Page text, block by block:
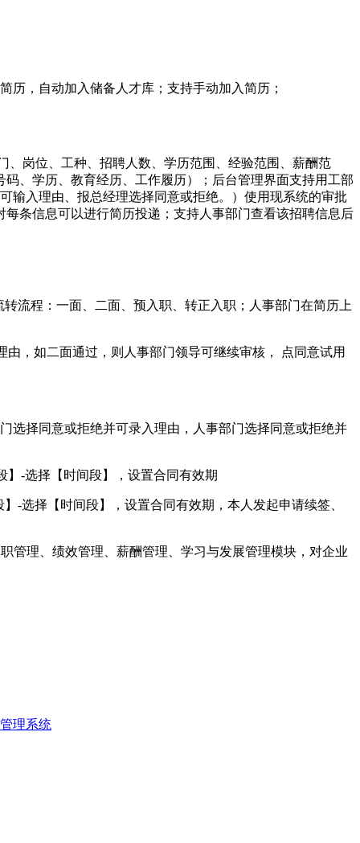
历，自动加入储备人才库；支持手动加入简历；
岗位、工种、招聘人数、学历范围、经验范围、薪酬范
、学历、教育经历、工作履历）；后台管理界面支持用工部
输入理由、报总经理选择同意或拒绝。）使用现系统的审批
条信息可以进行简历投递；支持人事部门查看该招聘信息后
流程：一面、二面、预入职、转正入职；人事部门在简历上
，如二面通过，则人事部门领导可继续审核， 点同意试用
选择同意或拒绝并可录入理由，人事部门选择同意或拒绝并
】-选择【时间段】，设置合同有效期
-选择【时间段】，设置合同有效期，本人发起申请续签、
管理、绩效管理、薪酬管理、学习与发展管理模块，对企业